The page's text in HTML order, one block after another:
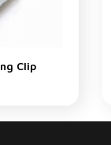
Clip